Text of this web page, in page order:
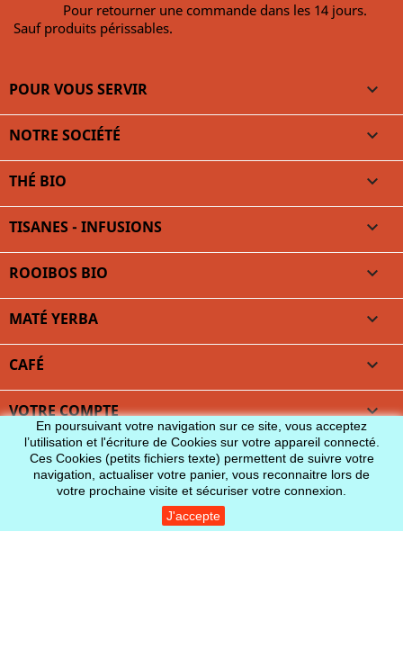
Pour retourner une commande dans les 14 jours.
Sauf produits périssables.
POUR VOUS SERVIR 
NOTRE SOCIÉTÉ 
THÉ BIO 
TISANES - INFUSIONS 
ROOIBOS BIO 
MATÉ YERBA 
CAFÉ 
VOTRE COMPTE 
INFORMATIONS
En poursuivant votre navigation sur ce site, vous acceptez
l’utilisation et l'écriture de Cookies sur votre appareil connecté.
Ces Cookies (petits fichiers texte) permettent de suivre votre
navigation, actualiser votre panier, vous reconnaitre lors de
votre prochaine visite et sécuriser votre connexion.
J'accepte